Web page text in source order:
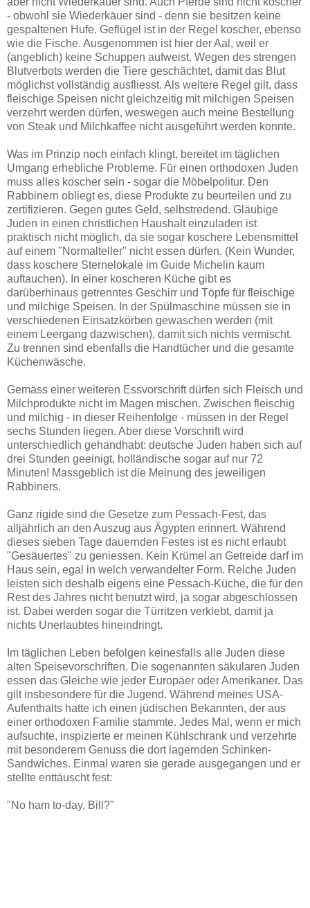
- obwohl sie Wiederkäuer sind - denn sie besitzen keine
gespaltenen Hufe. Geflügel ist in der Regel koscher, ebenso
wie die Fische. Ausgenommen ist hier der Aal, weil er
(angeblich) keine Schuppen aufweist. Wegen des strengen
Blutverbots werden die Tiere geschächtet, damit das Blut
möglichst vollständig ausfliesst. Als weitere Regel gilt, dass
fleischige Speisen nicht gleichzeitig mit milchigen Speisen
verzehrt werden dürfen, weswegen auch meine Bestellung
von Steak und Milchkaffee nicht ausgeführt werden konnte.
Was im Prinzip noch einfach klingt, bereitet im täglichen
Umgang erhebliche Probleme. Für einen orthodoxen Juden
muss alles koscher sein - sogar die Möbelpolitur. Den
Rabbinern obliegt es, diese Produkte zu beurteilen und zu
zertifizieren. Gegen gutes Geld, selbstredend. Gläubige
Juden in einen christlichen Haushalt einzuladen ist
praktisch nicht möglich, da sie sogar koschere Lebensmittel
auf einem "Normalteller" nicht essen dürfen. (Kein Wunder,
dass koschere Sternelokale im Guide Michelin kaum
auftauchen). In einer koscheren Küche gibt es
darüberhinaus getrenntes Geschirr und Töpfe für fleischige
und milchige Speisen. In der Spülmaschine müssen sie in
verschiedenen Einsatzkörben gewaschen werden (mit
einem Leergang dazwischen), damit sich nichts vermischt.
Zu trennen sind ebenfalls die Handtücher und die gesamte
Küchenwäsche.
Gemäss einer weiteren Essvorschrift dürfen sich Fleisch und
Milchprodukte nicht im Magen mischen. Zwischen fleischig
und milchig - in dieser Reihenfolge - müssen in der Regel
sechs Stunden liegen. Aber diese Vorschrift wird
unterschiedlich gehandhabt: deutsche Juden haben sich auf
drei Stunden geeinigt, holländische sogar auf nur 72
Minuten! Massgeblich ist die Meinung des jeweiligen
Rabbiners.
Ganz rigide sind die Gesetze zum Pessach-Fest, das
alljährlich an den Auszug aus Ägypten erinnert. Während
dieses sieben Tage dauernden Festes ist es nicht erlaubt
"Gesäuertes" zu geniessen. Kein Krümel an Getreide darf im
Haus sein, egal in welch verwandelter Form. Reiche Juden
leisten sich deshalb eigens eine Pessach-Küche, die für den
Rest des Jahres nicht benutzt wird, ja sogar abgeschlossen
ist. Dabei werden sogar die Türritzen verklebt, damit ja
nichts Unerlaubtes hineindringt.
Im täglichen Leben befolgen keinesfalls alle Juden diese
alten Speisevorschriften. Die sogenannten säkularen Juden
essen das Gleiche wie jeder Europäer oder Amerikaner. Das
gilt insbesondere für die Jugend. Während meines USA-
Aufenthalts hatte ich einen jüdischen Bekannten, der aus
einer orthodoxen Familie stammte. Jedes Mal, wenn er mich
aufsuchte, inspizierte er meinen Kühlschrank und verzehrte
mit besonderem Genuss die dort lagernden Schinken-
Sandwiches. Einmal waren sie gerade ausgegangen und er
stellte enttäuscht fest:
"No ham to-day, Bill?"